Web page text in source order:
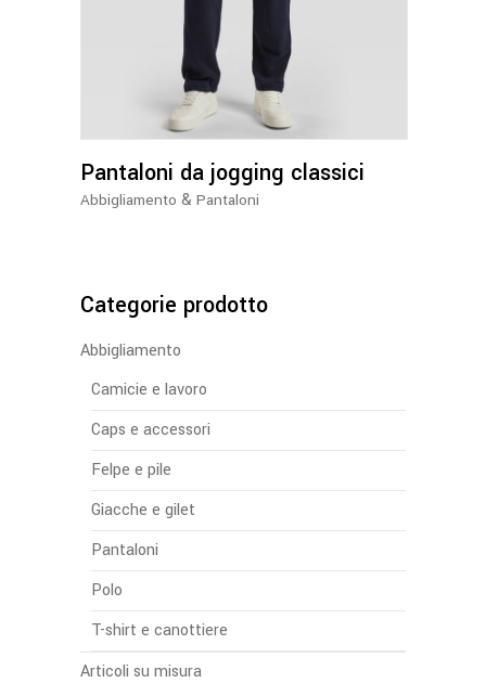
prodotto
più
varianti.
Le
opzioni
possono
essere
del
Pantaloni da jogging classici
Abbigliamento & Pantaloni
Categorie prodotto
Abbigliamento
Camicie e lavoro
Caps e accessori
Felpe e pile
Giacche e gilet
Pantaloni
Polo
T-shirt e canottiere
Articoli su misura